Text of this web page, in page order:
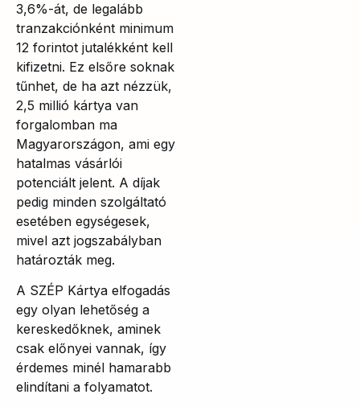
3,6%-át, de legalább
tranzakciónként minimum
12 forintot jutalékként kell
kifizetni. Ez elsőre soknak
tűnhet, de ha azt nézzük,
2,5 millió kártya van
forgalomban ma
Magyarországon, ami egy
hatalmas vásárlói
potenciált jelent. A díjak
pedig minden szolgáltató
esetében egységesek,
mivel azt jogszabályban
határozták meg.
A SZÉP Kártya elfogadás
egy olyan lehetőség a
kereskedőknek, aminek
csak előnyei vannak, így
érdemes minél hamarabb
elindítani a folyamatot.